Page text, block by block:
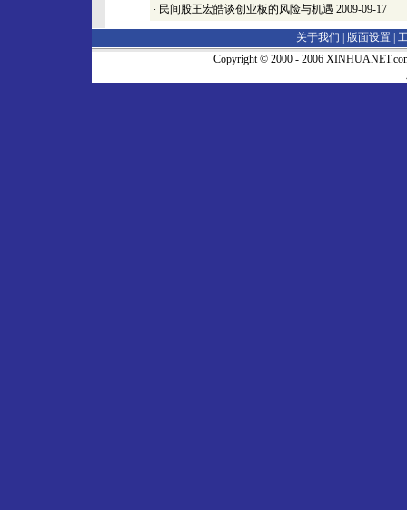
· 民间股王宏皓谈创业板的风险与机遇 2009-09-17
关于我们 | 版面设置
Copyright © 2000 - 2006